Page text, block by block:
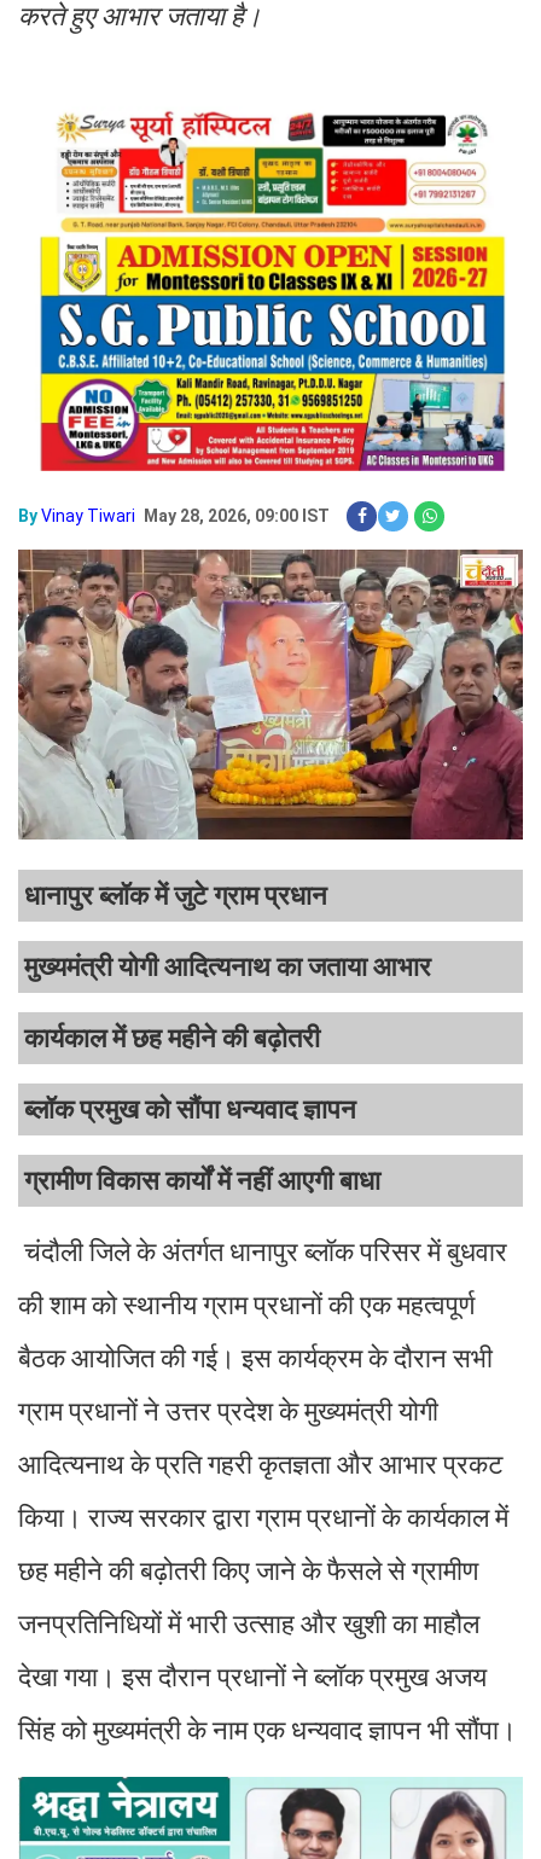
करते हुए आभार जताया है।
ByVinay Tiwari May 28, 2026, 09:00 IST
धानापुर ब्लॉक में जुटे ग्राम प्रधान
मुख्यमंत्री योगी आदित्यनाथ का जताया आभार
कार्यकाल में छह महीने की बढ़ोतरी
ब्लॉक प्रमुख को सौंपा धन्यवाद ज्ञापन
ग्रामीण विकास कार्यों में नहीं आएगी बाधा
चंदौली जिले के अंतर्गत धानापुर ब्लॉक परिसर में बुधवार
की शाम को स्थानीय ग्राम प्रधानों की एक महत्वपूर्ण
बैठक आयोजित की गई। इस कार्यक्रम के दौरान सभी
ग्राम प्रधानों ने उत्तर प्रदेश के मुख्यमंत्री योगी
आदित्यनाथ के प्रति गहरी कृतज्ञता और आभार प्रकट
किया। राज्य सरकार द्वारा ग्राम प्रधानों के कार्यकाल में
छह महीने की बढ़ोतरी किए जाने के फैसले से ग्रामीण
जनप्रतिनिधियों में भारी उत्साह और खुशी का माहौल
देखा गया। इस दौरान प्रधानों ने ब्लॉक प्रमुख अजय
सिंह को मुख्यमंत्री के नाम एक धन्यवाद ज्ञापन भी सौंपा।